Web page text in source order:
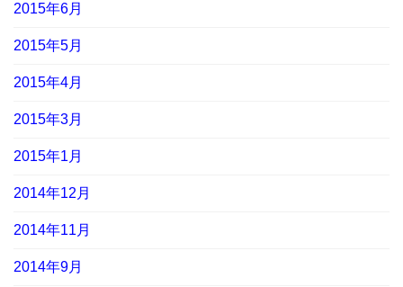
2015年6月
2015年5月
2015年4月
2015年3月
2015年1月
2014年12月
2014年11月
2014年9月